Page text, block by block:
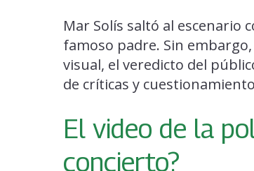
Mar Solís saltó al escenario
famoso padre. Sin
visual, el veredicto del
de críticas y
El video de la
concierto?